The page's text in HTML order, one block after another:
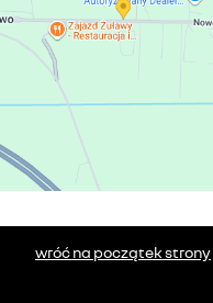
wróć na początek strony